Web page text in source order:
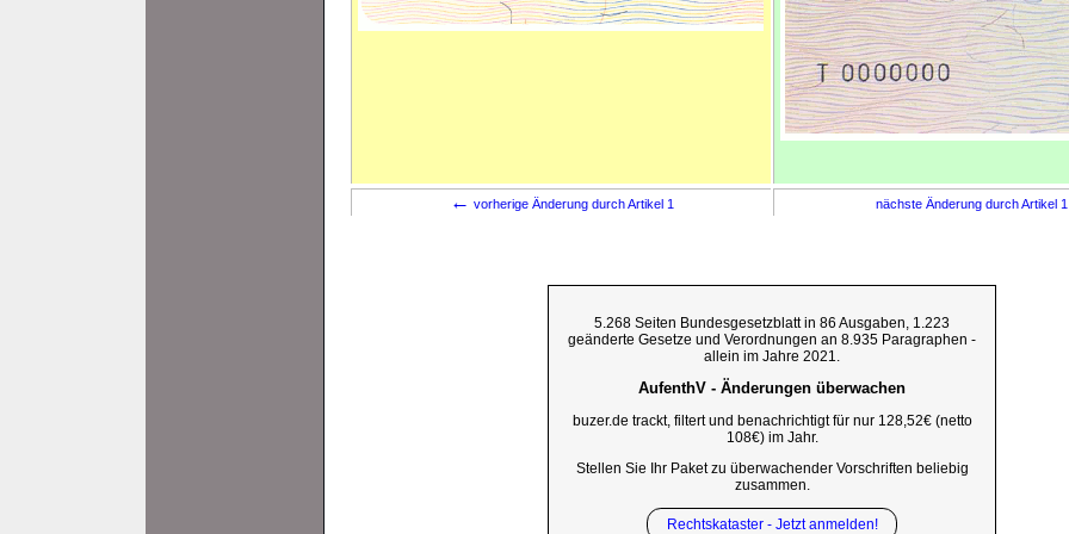
← vorherige Änderung durch Artikel 1 nächste Änderung durch Artikel
5.268 Seiten Bundesgesetzblatt in 86 Ausgaben, 1.223
geänderte Gesetze und Verordnungen an 8.935 Paragraphen -
allein im Jahre 2021.
AufenthV - Änderungen überwachen
buzer.de trackt, filtert und benachrichtigt für nur 128,52€ (netto
108€) im Jahr.
Stellen Sie Ihr Paket zu überwachender Vorschriften beliebig
zusammen.
Rechtskataster - Jetzt anmelden!